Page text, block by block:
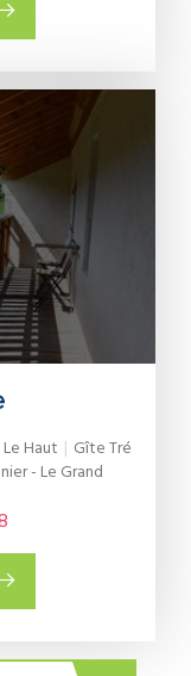
Haut | Gîte Tré
- Le Grand